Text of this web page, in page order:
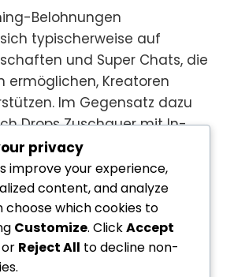
Belohnungen
typischerweise auf
und Super Chats, die
ermöglichen, Kreatoren
Im Gegensatz dazu
Drops Zuschauer mit In-
oder Währungen
Zuschauen, was ein
Modell schafft.
Gaming eine Vielzahl von
enthalten Twitch Drops
die an
privacy
improve your experience,
content, and analyze
choose which cookies to
Customize. ClickAccept
Reject All to decline non-